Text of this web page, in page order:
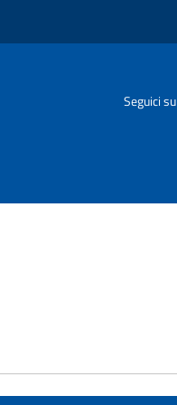
Seguici su